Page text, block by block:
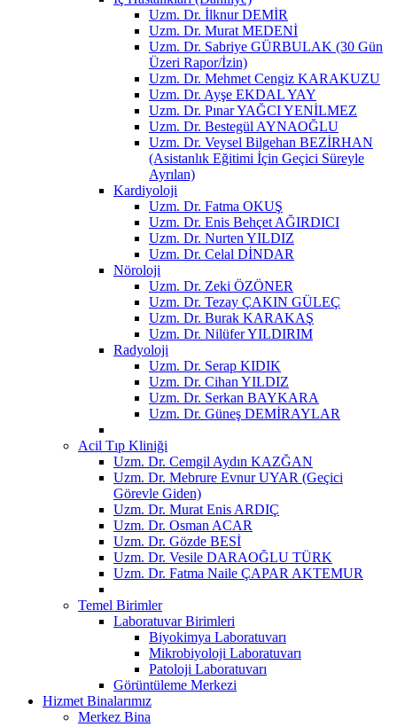
Uzm. Dr. İlknur DEMİR
Uzm. Dr. Murat MEDENİ
Uzm. Dr. Sabriye GÜRBULAK (30 Gün
Üzeri Rapor/İzin)
Uzm. Dr. Mehmet Cengiz KARAKUZU
Uzm. Dr. Ayşe EKDAL YAY
Uzm. Dr. Pınar YAĞCI YENİLMEZ
Uzm. Dr. Bestegül AYNAOĞLU
Uzm. Dr. Veysel Bilgehan BEZİRHAN
(Asistanlık Eğitimi İçin Geçici Süreyle
Ayrılan)
Kardiyoloji
Uzm. Dr. Fatma OKUŞ
Uzm. Dr. Enis Behçet AĞIRDICI
Uzm. Dr. Nurten YILDIZ
Uzm. Dr. Celal DİNDAR
Nöroloji
Uzm. Dr. Zeki ÖZÖNER
Uzm. Dr. Tezay ÇAKIN GÜLEÇ
Uzm. Dr. Burak KARAKAŞ
Uzm. Dr. Nilüfer YILDIRIM
Radyoloji
Uzm. Dr. Serap KIDIK
Uzm. Dr. Cihan YILDIZ
Uzm. Dr. Serkan BAYKARA
Uzm. Dr. Güneş DEMİRAYLAR
Acil Tıp Kliniği
Uzm. Dr. Cemgil Aydın KAZĞAN
Uzm. Dr. Mebrure Evnur UYAR (Geçici
Görevle Giden)
Uzm. Dr. Murat Enis ARDIÇ
Uzm. Dr. Osman ACAR
Uzm. Dr. Gözde BESİ
Uzm. Dr. Vesile DARAOĞLU TÜRK
Uzm. Dr. Fatma Naile ÇAPAR AKTEMUR
Temel Birimler
Laboratuvar Birimleri
Biyokimya Laboratuvarı
Mikrobiyoloji Laboratuvarı
Patoloji Laboratuvarı
Görüntüleme Merkezi
Hizmet Binalarımız
Merkez Bina